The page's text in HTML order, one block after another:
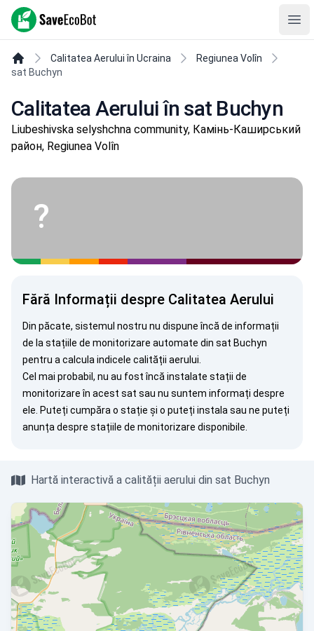
SaveEcoBot
Calitatea Aerului în Ucraina
Regiunea Volîn
sat Buchyn
Calitatea Aerului în sat Buchyn
Liubeshivska selyshchna community, Камінь-Каширський
район, Regiunea Volîn
?
Fără Informații despre Calitatea Aerului
Din păcate, sistemul nostru nu dispune încă de informații
de la stațiile de monitorizare automate din sat Buchyn
pentru a calcula indicele calității aerului.
Cel mai probabil, nu au fost încă instalate stații de
monitorizare în acest sat sau nu suntem informați despre
ele. Puteți cumpăra o stație și o puteți instala sau ne puteți
anunța despre stațiile de monitorizare disponibile.
Hartă interactivă a calității aerului din sat Buchyn